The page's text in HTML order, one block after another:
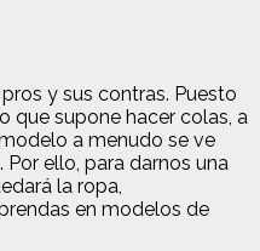
y sus contras. Puesto
que supone hacer colas, a
a menudo se ve
ello, para darnos una
la ropa,
en modelos de